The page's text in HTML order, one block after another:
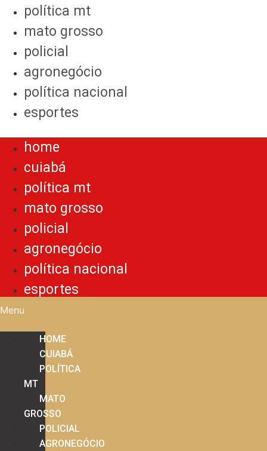
política mt
mato grosso
policial
agronegócio
política nacional
esportes
home
cuiabá
política mt
mato grosso
policial
agronegócio
política nacional
esportes
Menu
HOME
CUIABÁ
POLÍTICA
MT
MATO
GROSSO
POLICIAL
AGRONEGÓCIO